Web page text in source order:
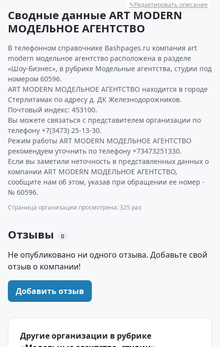
✎Редактировать описание
Сводные данные ART MODERN
МОДЕЛЬНОЕ АГЕНТСТВО
В телефонном справочнике Bashpages.ru компания art
modern модельное агентство расположена в разделе
«Шоу-бизнес», в рубрике Модельные агентства, студии под
номером 60596.
ART MODERN МОДЕЛЬНОЕ АГЕНТСТВО находится в городе
Стерлитамак по адресу д. ДК Железнодорожников.
Почтовый индекс: 453100.
Вы можете связаться с представителем организации по
телефону +7(3473) 25-13-30.
Режим работы ART MODERN МОДЕЛЬНОЕ АГЕНТСТВО
рекомендуем уточнить по телефону +73473251330.
Если вы заметили неточность в представленных данных о
компании ART MODERN МОДЕЛЬНОЕ АГЕНТСТВО,
сообщите нам об этом, указав при обращении ее номер -
№ 60596.
Страница организации просмотрена: 325 раз
Отзывы 0
Не опубликовано ни одного отзыва. Добавьте свой
отзыв о компании!
Добавить отзыв
Другие организации в рубрике